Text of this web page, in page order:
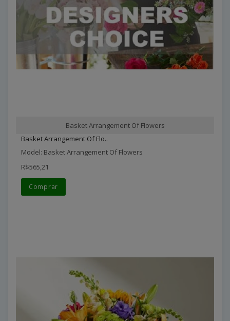
Basket Arrangement Of Flowers
Basket Arrangement Of Flo..
Model: Basket Arrangement Of Flowers
R$565,21
Comprar